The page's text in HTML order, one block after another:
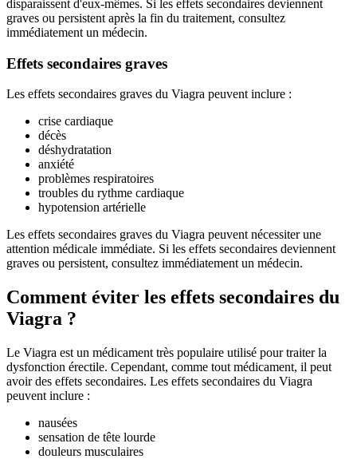
disparaissent d'eux-mêmes. Si les effets secondaires deviennent
graves ou persistent après la fin du traitement, consultez
immédiatement un médecin.
Effets secondaires graves
Les effets secondaires graves du Viagra peuvent inclure :
crise cardiaque
décès
déshydratation
anxiété
problèmes respiratoires
troubles du rythme cardiaque
hypotension artérielle
Les effets secondaires graves du Viagra peuvent nécessiter une
attention médicale immédiate. Si les effets secondaires deviennent
graves ou persistent, consultez immédiatement un médecin.
Comment éviter les effets secondaires du
Viagra ?
Le Viagra est un médicament très populaire utilisé pour traiter la
dysfonction érectile. Cependant, comme tout médicament, il peut
avoir des effets secondaires. Les effets secondaires du Viagra
peuvent inclure :
nausées
sensation de tête lourde
douleurs musculaires